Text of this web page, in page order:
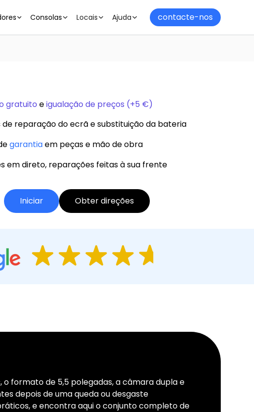
Consolas Locais Ajuda contacte-nos
gratuito eigualação de preços (+5 €)
de reparação do ecrã e substituição da bateria
garantiaem peças e mão de obra
em direto, reparações feitas à sua frente
Iniciar Obter direções
o formato de 5,5 polegadas, a câmara dupla e
depois de uma queda ou desgaste
e encontra aqui o conjunto completo de